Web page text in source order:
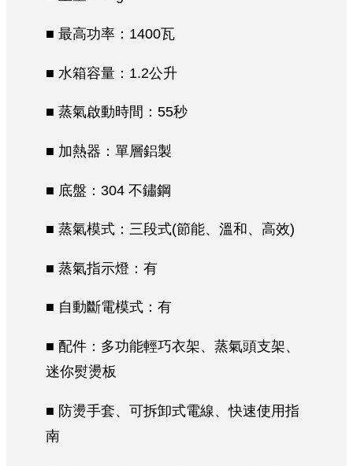
■ 最高功率：1400瓦
■ 水箱容量：1.2公升
■ 蒸氣啟動時間：55秒
■ 加熱器：單層鋁製
■ 底盤：304 不鏽鋼
■ 蒸氣模式：三段式(節能、溫和、高效)
■ 蒸氣指示燈：有
■ 自動斷電模式：有
■ 配件：多功能輕巧衣架、蒸氣頭支架、
迷你熨燙板
■ 防燙手套、可拆卸式電線、快速使用指
南